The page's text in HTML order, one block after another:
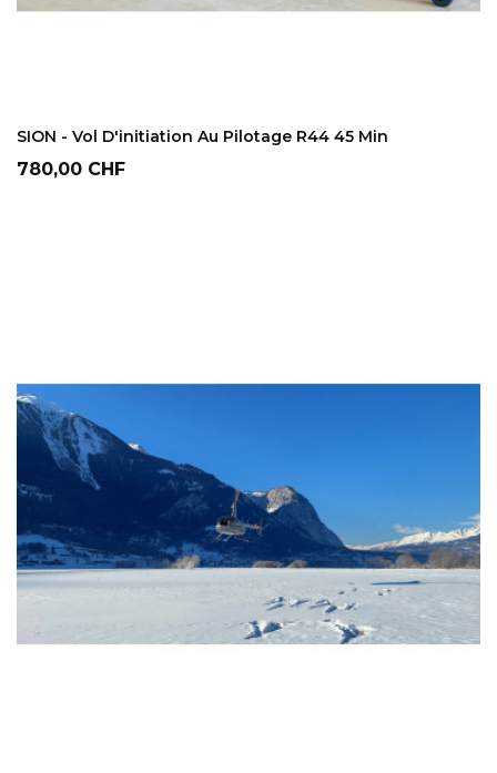
SION - Vol D'initiation Au Pilotage R44 45 Min
Prix
780,00 CHF